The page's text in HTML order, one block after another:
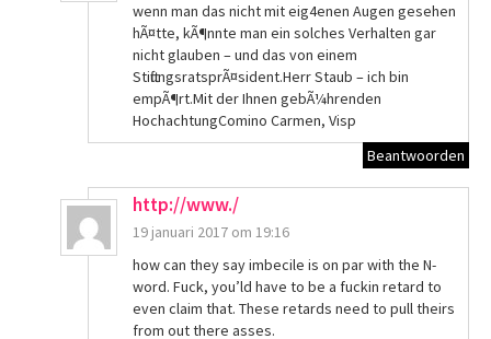
wenn man das nicht mit eig4enen Augen gesehen
hÃ¤tte, kÃ¶nnte man ein solches Verhalten gar
nicht glauben – und das von einem
StiftungsratsprÃ¤sident.Herr Staub – ich bin
empÃ¶rt.Mit der Ihnen gebÃ¼hrenden
HochachtungComino Carmen, Visp
Beantwoorden
http://www./
19 januari 2017 om 19:16
how can they say imbecile is on par with the N-
word. Fuck, you’ld have to be a fuckin retard to
even claim that. These retards need to pull theirs
from out there asses.